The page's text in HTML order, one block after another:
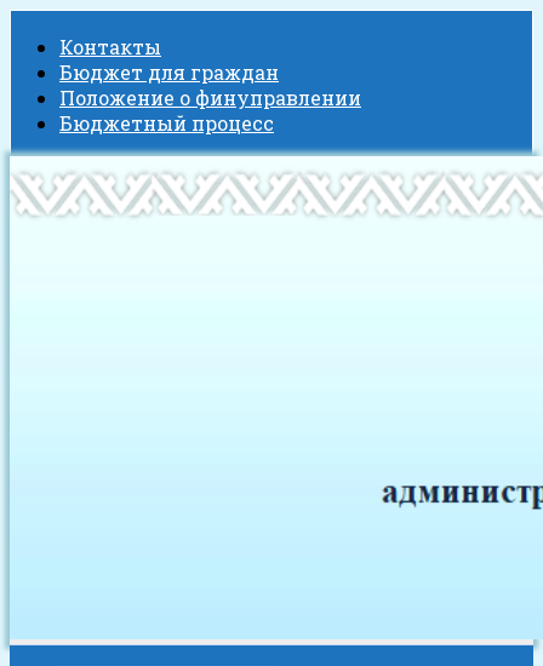
Контакты
Бюджет для граждан
Положение о финуправлении
Бюджетный процесс